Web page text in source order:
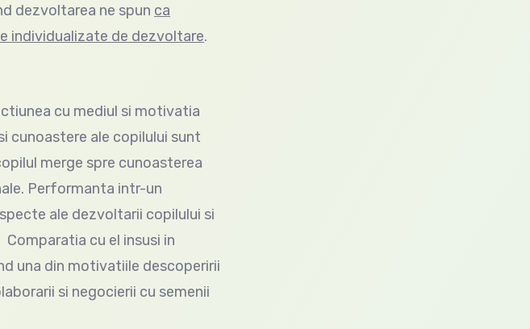
dezvoltarea ne spun ca
individualizate de dezvoltare.
cu mediul si motivatia
cunoastere ale copilului sunt
merge spre cunoasterea
Performanta intr-un
ale dezvoltarii copilului si
cu el insusi in
una din motivatiile descoperirii
si negocierii cu semenii